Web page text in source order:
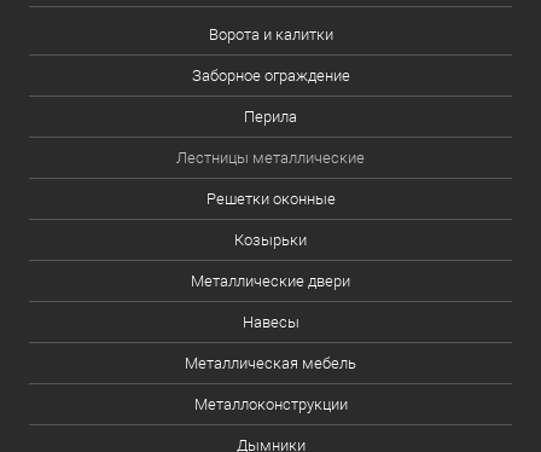
Ворота и калитки
Заборное ограждение
Перила
Лестницы металлические
Решетки оконные
Козырьки
Металлические двери
Навесы
Металлическая мебель
Металлоконструкции
Дымники